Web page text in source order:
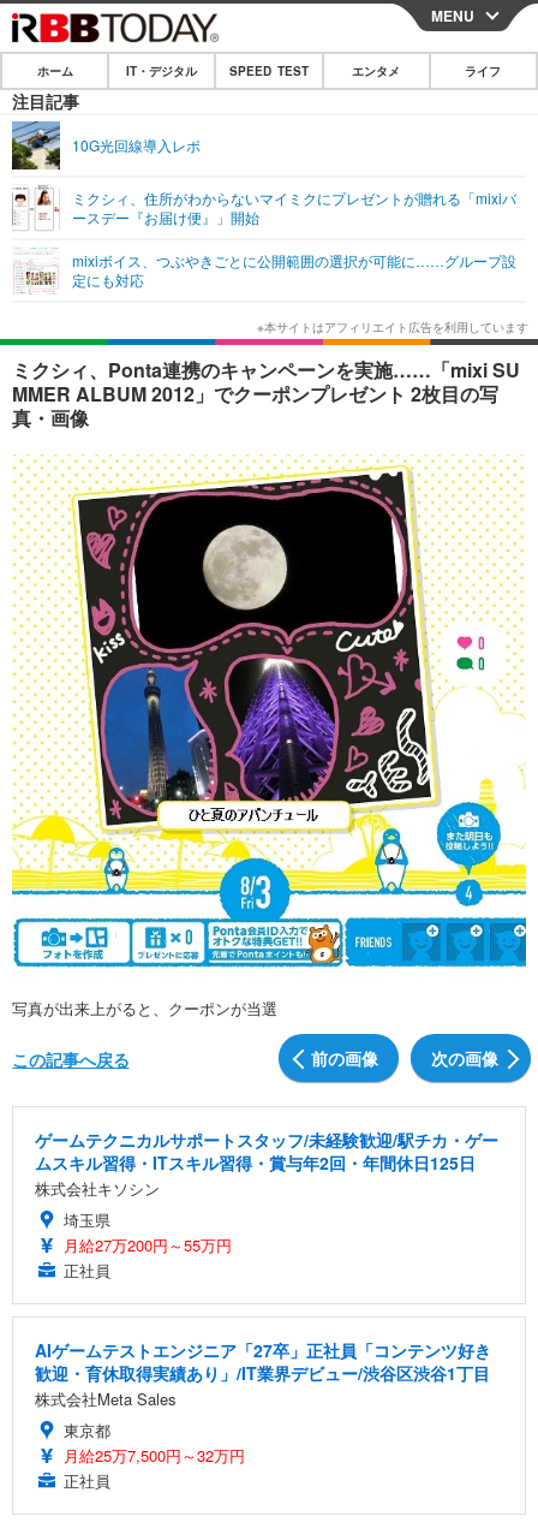
CLOSE
ホーム
IT・デジタル
ネタ
ショッピング その他
SPEED TEST
エンタメ
エンタメTOP
韓国・芸能
音楽 スポーツ
ショッピング その他
ライフ
ライフTOP グルメ
ペット ショッピング
リリース一覧
プッシュ通知の停止方法
MENU
ホーム IT・デジタル SPEED TEST エンタメ ライフ
注目記事
10G光回線導入レポ
ミクシィ、住所がわからないマイミクにプレゼントが贈れる「mixiバ
ースデー『お届け便』」開始
mixiボイス、つぶやきごとに公開範囲の選択が可能に……グループ設
定にも対応
ミクシィ、Ponta連携のキャンペーンを実施……「mixi SU
MMER ALBUM 2012」でクーポンプレゼント 2枚目の写
真・画像
写真が出来上がると、クーポンが当選
前の画像 次の画像
この記事へ戻る
ゲームテクニカルサポートスタッフ/未経験歓迎/駅チカ・ゲー
ムスキル習得・ITスキル習得・賞与年2回・年間休日125日
株式会社キソシン
埼玉県
月給27万200円～55万円
正社員
AIゲームテストエンジニア「27卒」正社員「コンテンツ好き
歓迎・育休取得実績あり」/IT業界デビュー/渋谷区渋谷1丁目
株式会社Meta Sales
東京都
月給25万7,500円～32万円
正社員